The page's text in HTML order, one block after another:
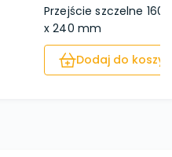
Przejście szczelne 160
x 240 mm
Dodaj do